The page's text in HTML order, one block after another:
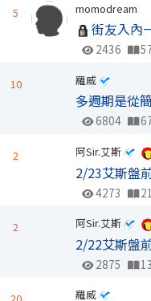
5 momodream
街友入內
2436
10 羅威
多週期是從
6804
2 阿Sir.艾斯
2/23艾斯盤
4273
2 阿Sir.艾斯
2/22艾斯盤
2875
羅威